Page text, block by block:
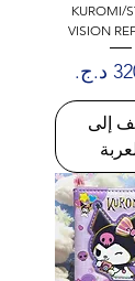
KUROMI/
VISION
إلى